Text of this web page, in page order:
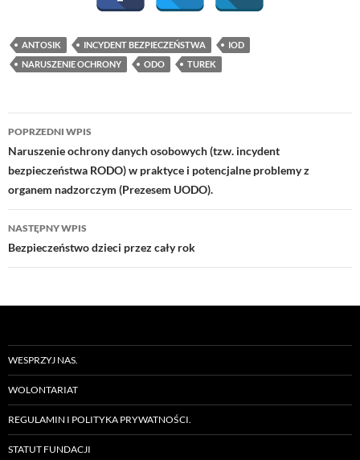
ANTOSIK INCYDENT BEZPIECZEŃSTWA
IOD
NARUSZENIE OCHRONY
ODO TUREK
Nawigacja
wpisu
POPRZEDNI WPIS
Naruszenie ochrony danych osobowych (tzw. incydent
bezpieczeństwa RODO) w praktyce i potencjalne problemy z
organem nadzorczym (Prezesem UODO).
NASTĘPNY WPIS
Bezpieczeństwo dzieci przez cały rok
WESPRZYJ NAS.
WOLONTARIAT
REGULAMIN I POLITYKA PRYWATNOŚCI.
STATUT FUNDACJI